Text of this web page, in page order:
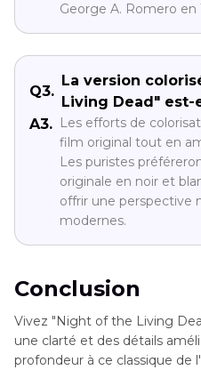
George A. Romero en
Q3.
La version
Living Dead"
A3. Les efforts de
film original tout en
Les puristes
originale en noir et
offrir une perspective
modernes.
Conclusion
Vivez "Night of the Living
une clarté et des détails
profondeur à ce classique de